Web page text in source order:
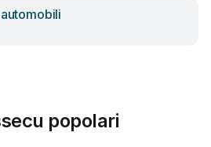
popolari